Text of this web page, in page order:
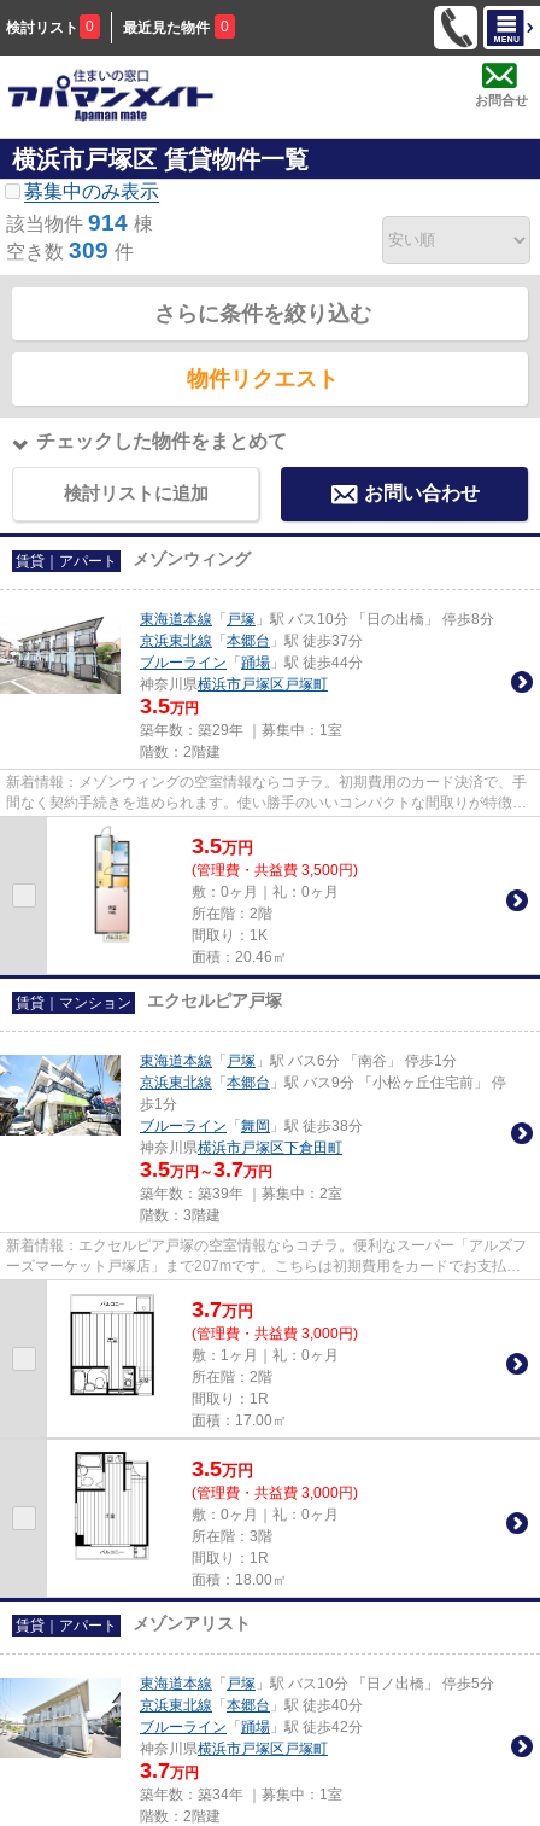
検討リスト 0 最近見た物件 0
お問合せ
横浜市戸塚区 賃貸物件一覧
募集中のみ表示
該当物件 914 棟
空き数 309 件
さらに条件を絞り込む
物件リクエスト
チェックした物件をまとめて
検討リストに追加 お問い合わせ
賃貸｜アパート メゾンウィング
東海道本線 「 戸塚 」駅 バス10分 「日の出橋」 停歩8分
京浜東北線 「 本郷台 」駅 徒歩37分
ブルーライン 「 踊場 」駅 徒歩44分
神奈川県横浜市戸塚区 戸塚町
3.5万円
築年数：築29年 ｜募集中： 1室
階数：2階建
新着情報：メゾンウィングの空室情報ならコチラ。初期費用のカード決済で、手
間なく契約手続きを進められます。使い勝手のいいコンパクトな間取りが特徴。
東海道本線戸塚付近の物件情...
3.5万円
(管理費・共益費 3,500円)
敷：0ヶ月｜礼：0ヶ月
所在階：2階
間取り：1K
面積：20.46㎡
賃貸｜マンション エクセルピア戸塚
東海道本線 「 戸塚 」駅 バス6分 「南谷」 停歩1分
京浜東北線 「 本郷台 」駅 バス9分 「小松ヶ丘住宅前」 停
歩1分
ブルーライン 「 舞岡 」駅 徒歩38分
神奈川県横浜市戸塚区下倉田町
3.5万円～3.7万円
築年数：築39年 ｜募集中： 2室
階数：3階建
新着情報：エクセルピア戸塚の空室情報ならコチラ。便利なスーパー「アルズフ
ーズマーケット戸塚店」まで207mです。こちらは初期費用をカードでお支払い
3.7万円
(管理費・共益費 3,000円)
敷：1ヶ月｜礼：0ヶ月
所在階：2階
間取り：1R
面積：17.00㎡
3.5万円
(管理費・共益費 3,000円)
敷：0ヶ月｜礼：0ヶ月
所在階：3階
間取り：1R
面積：18.00㎡
賃貸｜アパート メゾンアリスト
東海道本線 「 戸塚 」駅 バス10分 「日ノ出橋」 停歩5分
京浜東北線 「 本郷台 」駅 徒歩40分
ブルーライン 「 踊場 」駅 徒歩42分
神奈川県横浜市戸塚区 戸塚町
3.7万円
築年数：築34年 ｜募集中： 1室
階数：2階建